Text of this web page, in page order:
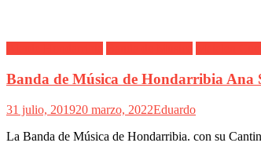
Banda de Música de Hondarribia Ana
31 julio, 201920 marzo, 2022Eduardo
La Banda de Música de Hondarribia. con su